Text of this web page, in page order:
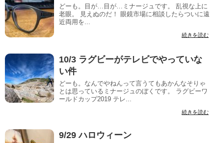
どーも。目が…目が…ミナージュです。 乱視な上に
老眼。 見えぬのだ！ 眼鏡市場に相談したらついに遠
近両用を...
続きを読む
10/3 ラグビーがテレビでやっていな
い件
どーも。なんでやねんって言うてもあかんなそりゃ
とは思っているミナージュのぼくです。 ラグビーワ
ールドカップ2019 テレ...
続きを読む
9/29 ハロウィーン